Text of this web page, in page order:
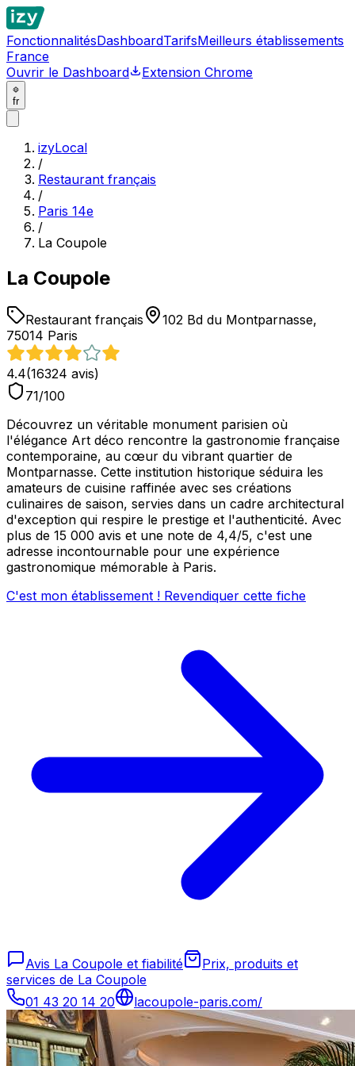
FonctionnalitésDashboardTarifsMeilleurs établissements
France
Ouvrir le Dashboard
Extension Chrome
fr
izyLocal
/
Restaurant français
/
Paris 14e
/
La Coupole
La Coupole
Restaurant français
102 Bd du Montparnasse,
75014 Paris
4.4(16324 avis)
71/100
Découvrez un véritable monument parisien où
l'élégance Art déco rencontre la gastronomie française
contemporaine, au cœur du vibrant quartier de
Montparnasse. Cette institution historique séduira les
amateurs de cuisine raffinée avec ses créations
culinaires de saison, servies dans un cadre architectural
d'exception qui respire le prestige et l'authenticité. Avec
plus de 15 000 avis et une note de 4,4/5, c'est une
adresse incontournable pour une expérience
gastronomique mémorable à Paris.
C'est mon établissement ! Revendiquer cette fiche
Avis La Coupole et fiabilité
Prix, produits et
services de La Coupole
01 43 20 14 20
lacoupole-paris.com/